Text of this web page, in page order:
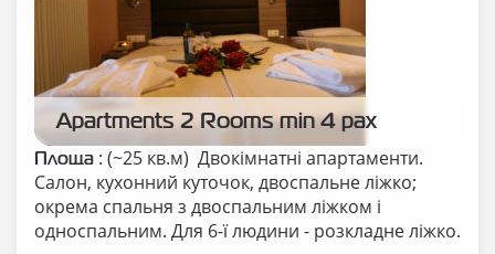
Apartments 2 Rooms min 4 pax
Площа : (~25 кв.м) Двокімнатні апартаменти.
Салон, кухонний куточок, двоспальне ліжко;
окрема спальня з двоспальним ліжком і
односпальним. Для 6-ї людини - розкладне ліжко.